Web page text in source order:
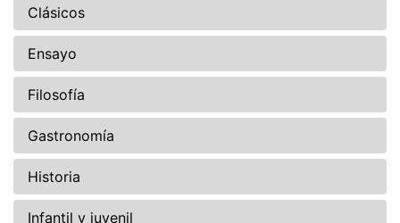
Clásicos
Ensayo
Filosofía
Gastronomía
Historia
Infantil y juvenil